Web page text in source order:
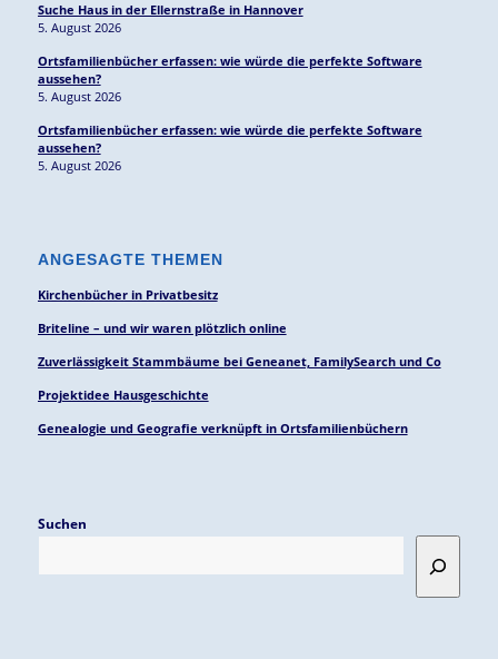
Suche Haus in der Ellernstraße in Hannover
5. August 2026
Ortsfamilienbücher erfassen: wie würde die perfekte Software
aussehen?
5. August 2026
Ortsfamilienbücher erfassen: wie würde die perfekte Software
aussehen?
5. August 2026
ANGESAGTE THEMEN
Kirchenbücher in Privatbesitz
Briteline – und wir waren plötzlich online
Zuverlässigkeit Stammbäume bei Geneanet, FamilySearch und Co
Projektidee Hausgeschichte
Genealogie und Geografie verknüpft in Ortsfamilienbüchern
Suchen